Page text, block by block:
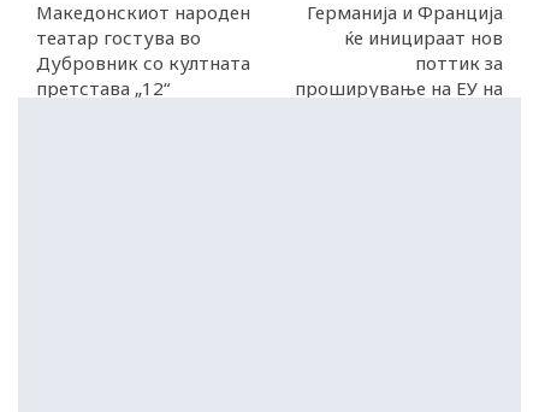
Македонскиот народен
театар гостува во
Дубровник со култната
претстава „12“
Германија и Франција
ќе иницираат нов
поттик за
проширување на ЕУ на